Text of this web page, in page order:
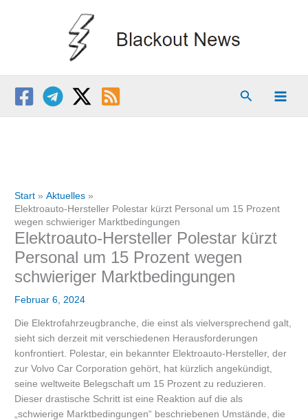
Suchen
Start
Aktuelles
Elektroauto-Hersteller Polestar kürzt Personal um 15 Prozent
wegen schwieriger Marktbedingungen
Elektroauto-Hersteller Polestar kürzt
Personal um 15 Prozent wegen
schwieriger Marktbedingungen
Februar 6, 2024
Die Elektrofahrzeugbranche, die einst als vielversprechend galt,
sieht sich derzeit mit verschiedenen Herausforderungen
konfrontiert. Polestar, ein bekannter Elektroauto-Hersteller, der
zur Volvo Car Corporation gehört, hat kürzlich angekündigt,
seine weltweite Belegschaft um 15 Prozent zu reduzieren.
Dieser drastische Schritt ist eine Reaktion auf die als
„schwierige Marktbedingungen“ beschriebenen Umstände, die